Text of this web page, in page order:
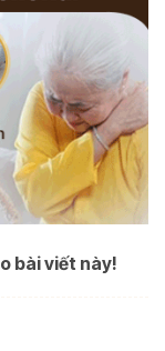
bài viết này!